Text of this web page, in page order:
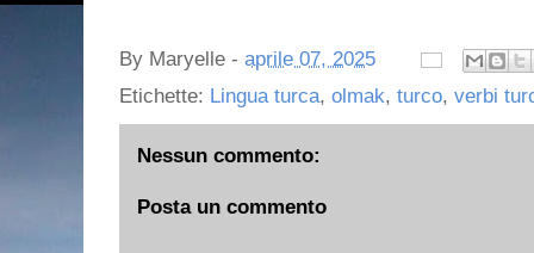
By Maryelle - aprile 07, 2025
Etichette: Lingua turca, olmak, turco, verbi
Nessun commento:
Posta un commento